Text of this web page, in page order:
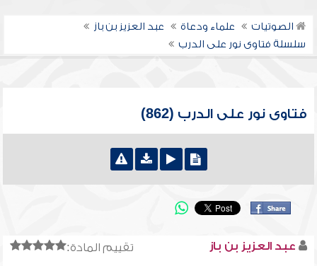
الصوتيات علماء ودعاة
عبد العزيز بن باز
سلسلة فتاوى نور على الدرب
فتاوى نور على الدرب (862)
تقييم المادة: عبد العزيز بن باز